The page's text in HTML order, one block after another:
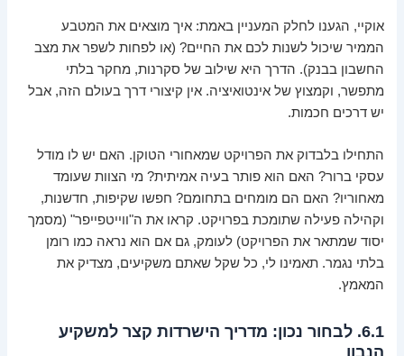
אוקיי, הגענו לחלק המעניין באמת: איך מוצאים את המטבע
הממיר שיכול לשנות לכם את החיים? (או לפחות לשפר את מצב
החשבון בבנק). הדרך היא שילוב של סקרנות, מחקר בלתי
מתפשר, וקמצוץ של אינטואיציה. אין קיצורי דרך בעולם הזה, אבל
יש דרכים חכמות.
התחילו בלבדוק את הפרויקט שמאחורי הטוקן. האם יש לו מודל
עסקי ברור? האם הוא פותר בעיה אמיתית? מי הצוות שעומד
מאחוריו? האם הם מומחים בתחומם? חפשו שקיפות, חדשנות,
וקהילה פעילה שתומכת בפרויקט. קראו את ה"ווייטפייפר" (מסמך
יסוד שמתאר את הפרויקט) לעומק, גם אם הוא נראה כמו רומן
בלתי נגמר. תאמינו לי, כל שקל שאתם משקיעים, מצדיק את
המאמץ.
6.1. לבחור נכון: מדריך הישרדות קצר למשקיע
הנבון